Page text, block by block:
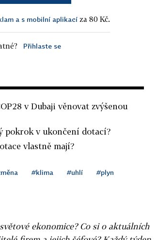
a s mobilní aplikací za 80 Kč.
Přihlaste se
v Dubaji věnovat zvýšenou
pokrok v ukončení dotací?
vlastně mají?
#klima #uhlí #plyn
ekonomice? Co si o aktuálních